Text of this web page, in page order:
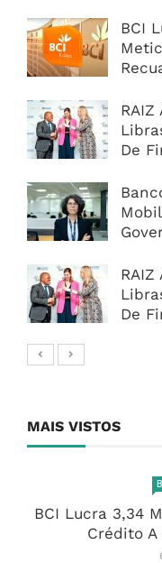
BCI
De
De
MAIS VISTOS
BCI Lucra 3,34
Crédito A